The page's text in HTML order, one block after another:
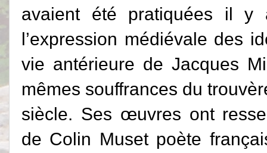
avaient été pratiquées il y
l’expression médiévale des
vie antérieure de Jacques
mêmes souffrances du
siècle. Ses œuvres ont
de Colin Muset poète